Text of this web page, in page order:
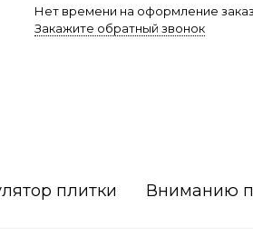
Нет времени на оформление
Закажите обратный звонок
плитки Вниманию